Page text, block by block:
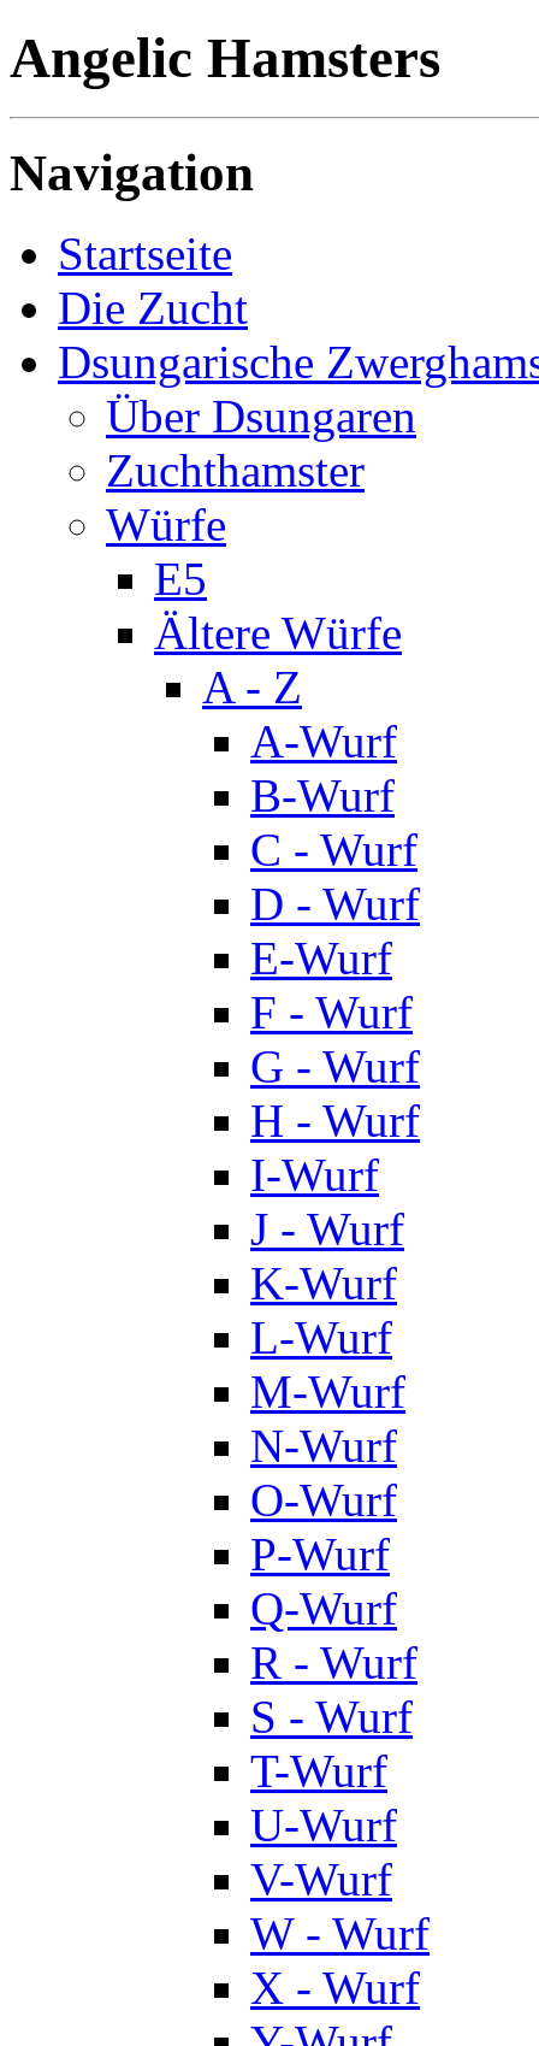
Angelic Hamsters
Navigation
Startseite
Die Zucht
Dsungarische
Über Dsungaren
Zuchthamster
Würfe
E5
Ältere Würfe
A - Z
A-Wurf
B-Wurf
C - Wurf
D - Wurf
E-Wurf
F - Wurf
G - Wurf
H - Wurf
I-Wurf
J - Wurf
K-Wurf
L-Wurf
M-Wurf
N-Wurf
O-Wurf
P-Wurf
Q-Wurf
R - Wurf
S - Wurf
T-Wurf
U-Wurf
V-Wurf
W - Wurf
X - Wurf